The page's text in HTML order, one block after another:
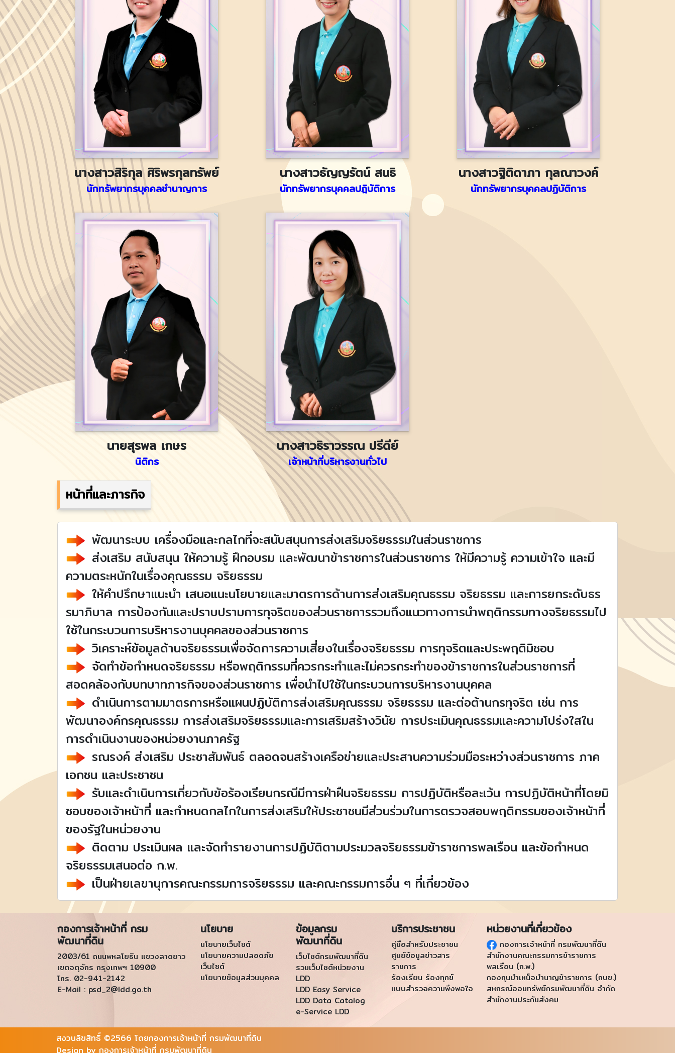
นางสาวสิริกุล ศิริพรกุลทรัพย์
นักทรัพยากรบุคคลชำนาญการ
นางสาวธัญญรัตน์ สนธิ
นักทรัพยากรบุคคลปฎิบัติการ
นางสาวฐิติดาภา กุลณาวงค์
นักทรัพยากรบุคคลปฏิบัติการ
นายสุรพล เกษร
นิติกร
นางสาวธิราวรรณ ปรีดีย์
เจ้าหน้าที่บริหารงานทั่วไป
หน้าที่และภารกิจ
พัฒนาระบบ เครื่องมือและกลไกที่จะสนับสนุนการส่งเสริมจริยธรรมในส่วนราชการ
ส่งเสริม สนับสนุน ให้ความรู้ ฝึกอบรม และพัฒนาข้าราชการในส่วนราชการ ให้มีความรู้ ความเข้าใจ และมี
ความตระหนักในเรื่องคุณธรรม จริยธรรม
ให้คำปรึกษาแนะนำ เสนอแนะนโยบายและมาตรการด้านการส่งเสริมคุณธรรม จริยธรรม และการยกระดับธร
รมาภิบาล การป้องกันและปราบปรามการทุจริตของส่วนราชการรวมถึงแนวทางการนำพฤติกรรมทางจริยธรรมไป
ใช้ในกระบวนการบริหารงานบุคคลของส่วนราชการ
วิเคราะห์ข้อมูลด้านจริยธรรมเพื่อจัดการความเสี่ยงในเรื่องจริยธรรม การทุจริตและประพฤติมิชอบ
จัดทำข้อกำหนดจริยธรรม หรือพฤติกรรมที่ควรกระทำและไม่ควรกระทำของข้าราชการในส่วนราชการที่
สอดคล้องกับบทบาทภารกิจของส่วนราชการ เพื่อนำไปใช้ในกระบวนการบริหารงานบุคคล
ดำเนินการตามมาตรการหรือแผนปฏิบัติการส่งเสริมคุณธรรม จริยธรรม และต่อต้านกรทุจริต เช่น การ
พัฒนาองค์กรคุณธรรม การส่งเสริมจริยธรรมและการเสริมสร้างวินัย การประเมินคุณธรรมและความโปร่งใสใน
การดำเนินงานของหน่วยงานภาครัฐ
รณรงค์ ส่งเสริม ประชาสัมพันธ์ ตลอดจนสร้างเครือข่ายและประสานความร่วมมือระหว่างส่วนราชการ ภาค
เอกชน และประชาชน
รับและดำเนินการเกี่ยวกับข้อร้องเรียนกรณีมีการฝ่าฝืนจริยธรรม การปฏิบัติหรือละเว้น การปฏิบัติหน้าที่โดยมิ
ชอบของเจ้าหน้าที่ และกำหนดกลไกในการส่งเสริมให้ประชาชนมีส่วนร่วมในการตรวจสอบพฤติกรรมของเจ้าหน้าที่
ของรัฐในหน่วยงาน
ติดตาม ประเมินผล และจัดทำรายงานการปฏิบัติตามประมวลจริยธรรมข้าราชการพลเรือน และข้อกำหนด
จริยธรรมเสนอต่อ ก.พ.
เป็นฝ่ายเลขานุการคณะกรรมการจริยธรรม และคณะกรรมการอื่น ๆ ที่เกี่ยวข้อง
กองการเจ้าหน้าที่ กรม
พัฒนาที่ดิน
2003/61 ถนนพหลโยธิน แขวงลาดยาว
เขตจตุจักร กรุงเทพฯ 10900
โทร. 02-941-2142
E-Mail : psd_2@ldd.go.th
นโยบาย
นโยบายเว็บไซต์
นโยบายความปลอดภัย
เว็บไซต์
นโยบายข้อมูลส่วนบุคคล
ข้อมูลกรม
พัฒนาที่ดิน
เว็บไซต์กรมพัฒนาที่ดิน
รวมเว็บไซต์หน่วยงาน
LDD
LDD Easy Service
LDD Data Catalog
e-Service LDD
บริการประชาชน
คู่มือสำหรับประชาชน
ศูนย์ข้อมูลข่าวสาร
ราชการ
ร้องเรียน ร้องทุกข์
แบบสำรวจความพึงพอใจ
หน่วยงานที่เกี่ยวข้อง
กองการเจ้าหน้าที่ กรมพัฒนาที่ดิน
สำนักงานคณะกรรมการข้าราชการ
พลเรือน (ก.พ.)
กองทุนบำเหน็จบำนาญข้าราชการ (กบข.)
สหกรณ์ออมทรัพย์กรมพัฒนาที่ดิน จำกัด
สำนักงานประกันสังคม
สงวนลิขสิทธิ์ ©2566 โดยกองการเจ้าหน้าที่ กรมพัฒนาที่ดิน
Design by กองการเจ้าหน้าที่ กรมพัฒนาที่ดิน